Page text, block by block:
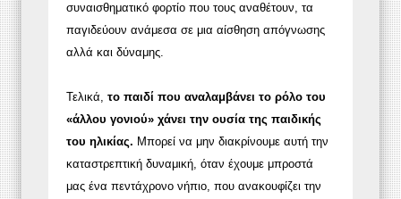
συναισθηματικό φορτίο που τους αναθέτουν, τα
παγιδεύουν ανάμεσα σε μια αίσθηση απόγνωσης
αλλά και δύναμης.
Τελικά, το παιδί που αναλαμβάνει το ρόλο του
«άλλου γονιού» χάνει την ουσία της παιδικής
του ηλικίας. Μπορεί να μην διακρίνουμε αυτή την
καταστρεπτική δυναμική, όταν έχουμε μπροστά
μας ένα πεντάχρονο νήπιο, που ανακουφίζει την